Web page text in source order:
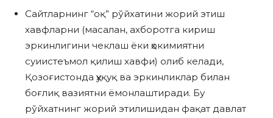
Сайтларнинг “оқ” рўйхатини жорий этиш
хавфларни (масалан, ахборотга кириш
эркинлигини чеклаш ёки ҳокимиятни
суиистеъмол қилиш хавфи) олиб келади,
Қозоғистонда ҳуқуқ ва эркинликлар билан
боғлиқ вазиятни ёмонлаштиради. Бу
рўйхатнинг жорий этилишидан фақат давлат